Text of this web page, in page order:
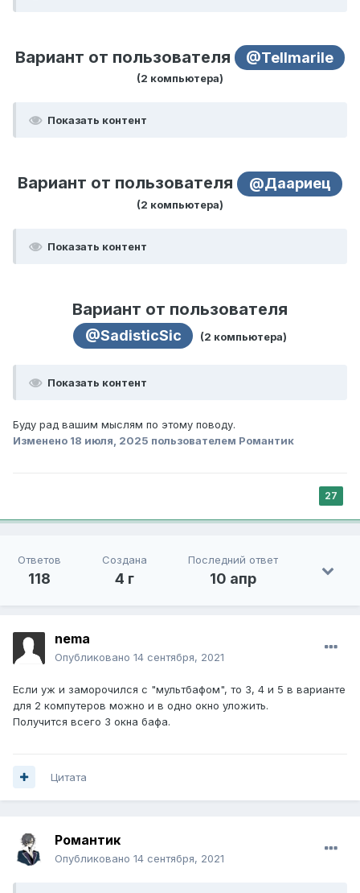
Вариант от пользователя @Tellmarile
(2 компьютера)
Показать контент
Вариант от пользователя @Даариец
(2 компьютера)
Показать контент
Вариант от пользователя
@SadisticSic (2 компьютера)
Показать контент
Буду рад вашим мыслям по этому поводу.
Изменено 18 июля, 2025 пользователем Романтик
27
Ответов
118
Создана
4 г
Последний ответ
10 апр
nema
Опубликовано 14 сентября, 2021
Если уж и заморочился с "мультбафом", то 3, 4 и 5 в варианте
для 2 компутеров можно и в одно окно уложить.
Получится всего 3 окна бафа.
Цитата
Романтик
Опубликовано 14 сентября, 2021